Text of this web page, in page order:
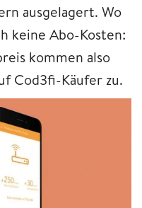
ausgelagert. Wo
keine Abo-Kosten:
kommen also
Cod3fi-Käufer zu.